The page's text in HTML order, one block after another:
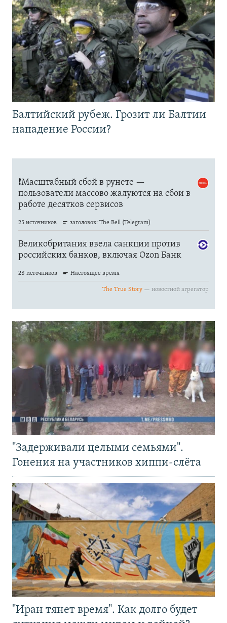
Балтийский рубеж. Грозит ли Балтии
нападение России?
"Задерживали целыми семьями".
Гонения на участников хиппи-слёта
"Иран тянет время". Как долго будет